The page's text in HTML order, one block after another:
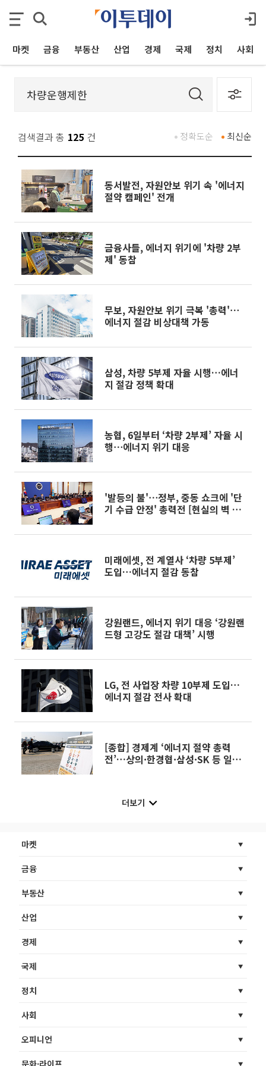
마켓 금융 부동산 산업 경제 국제 정치 사회
검색결과 총 125 건 최신순
정확도순
동서발전, 자원안보 위기 속 '에너지
절약 캠페인' 전개
금융사들, 에너지 위기에 '차량 2부
제' 동참
무보, 자원안보 위기 극복 '총력'⋯
에너지 절감 비상대책 가동
삼성, 차량 5부제 자율 시행…에너
지 절감 정책 확대
농협, 6일부터 ‘차량 2부제’ 자율 시
행⋯에너지 위기 대응
'발등의 불'⋯정부, 중동 쇼크에 '단
기 수급 안정' 총력전 [현실의 벽 갇
미래에셋, 전 계열사 ‘차량 5부제’
도입…에너지 절감 동참
강원랜드, 에너지 위기 대응 ‘강원랜
드형 고강도 절감 대책’ 시행
LG, 전 사업장 차량 10부제 도입…
에너지 절감 전사 확대
[종합] 경제계 ‘에너지 절약 총력
전’…상의·한경협·삼성·SK 등 일제
더보기
마켓
금융
부동산
산업
경제
국제
정치
사회
오피니언
문화·라이프